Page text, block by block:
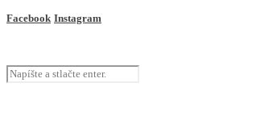
Facebook Instagram